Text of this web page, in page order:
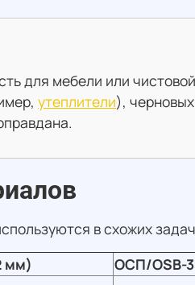
для мебели или
утеплители),
в схожих
мм)
ОСП/OSB-